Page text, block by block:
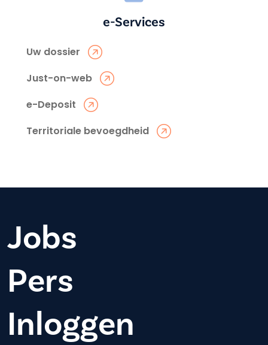
e-Services
Uw dossier
Just-on-web
e-Deposit
Territoriale bevoegdheid
Jobs
Pers
Inloggen